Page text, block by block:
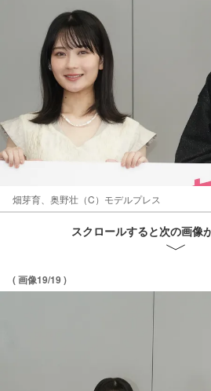
畑芽育、奥野壮（C）モデルプレス
スクロールすると次の画像
( 画像19/19 )